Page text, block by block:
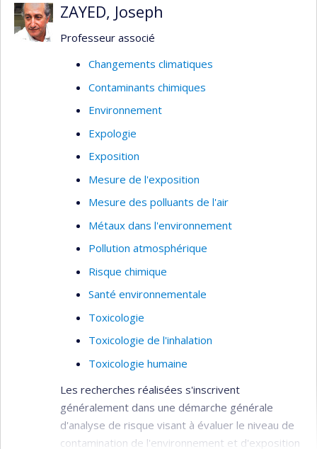
approches pour estimer l'exposition de grandes
populations. Elle a été membre du Conseil de
direction et co-responsable du groupe sur le
bruit du Consortium canadien de recherche en
principalement en utilisant des données
gouvernementales et d’enquêtes. Elle a dirigé la
construction d'un certain nombre de cohortes
Québec (Canada) en utilisant des bases de
données administratives liées pour évaluer les
associations avec les expositions
environnementales (une cohorte de naissance
pour étudier l'apparition de l'asthme, des
cohortes pour les maladies rhumatoïdes
inflammatoires et cardiovasculaires, une cohorte
sur la démence).
Elle dirige actuellement des travaux
la santé de divers scénarios de transport,
d’aménagement et de verdissement. Le but de
ses recherches est de fournir des données
ZAYED, Joseph
Professeur associé
Changements climatiques
Contaminants chimiques
Environnement
Expologie
Exposition
Mesure de l'exposition
Mesure des polluants de l'air
Métaux dans l'environnement
Pollution atmosphérique
Risque chimique
Santé environnementale
Toxicologie
Toxicologie de l'inhalation
Toxicologie humaine
Les recherches réalisées s'inscrivent
généralement dans une démarche générale
d'analyse de risque visant à évaluer le niveau de
contamination de l'environnement et d'exposition